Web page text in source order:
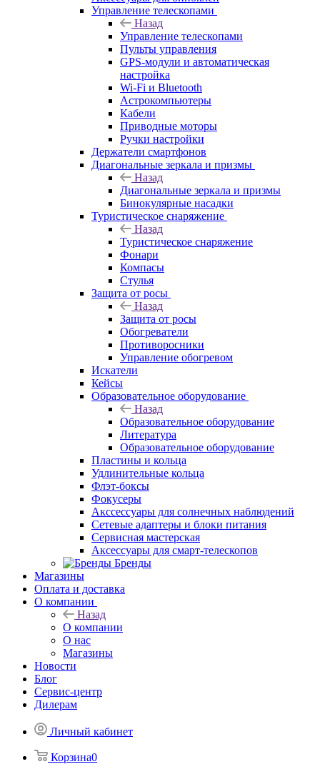
Управление телескопами
Назад
Управление телескопами
Пульты управления
GPS-модули и автоматическая
настройка
Wi-Fi и Bluetooth
Астрокомпьютеры
Кабели
Приводные моторы
Ручки настройки
Держатели смартфонов
Диагональные зеркала и призмы
Назад
Диагональные зеркала и призмы
Бинокулярные насадки
Туристическое снаряжение
Назад
Туристическое снаряжение
Фонари
Компасы
Стулья
Защита от росы
Назад
Защита от росы
Обогреватели
Противоросники
Управление обогревом
Искатели
Кейсы
Образовательное оборудование
Назад
Образовательное оборудование
Литература
Образовательное оборудование
Пластины и кольца
Удлинительные кольца
Флэт-боксы
Фокусеры
Акссессуары для солнечных наблюдений
Сетевые адаптеры и блоки питания
Сервисная мастерская
Аксессуары для смарт-телескопов
Бренды
Магазины
Оплата и доставка
О компании
Назад
О компании
О нас
Магазины
Новости
Блог
Сервис-центр
Дилерам
Личный кабинет
Корзина0